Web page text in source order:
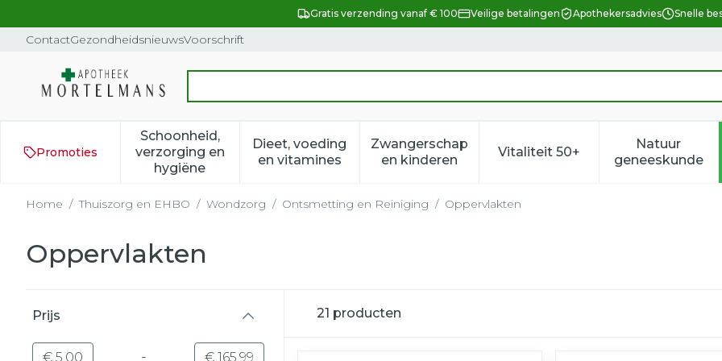
Gratis verzending vanaf € 100 Veilige betalingen Apothekersadvies Snelle
ContactGezondheidsnieuwsVoorschrift
Promoties
Schoonheid,
verzorging en
hygiëne
Toon submenu voor Schoonheid, verzorging en hygiëne categorie
Dieet, voeding
en vitaminesToon submenu voor Dieet, voeding en vitamines categorie
Zwangerschap
en kinderenToon submenu voor Zwangerschap en
Vitaliteit 50+Toon submenu voor
Natuur
geneeskunde
Toon
Home / Thuiszorg en EHBO / Wondzorg / Ontsmetting en Reiniging / Oppervlakten
Oppervlakten
Prijs
Minimumwaarde
€ 5,00 - Maximale waarde
€ 165,99
21 producten